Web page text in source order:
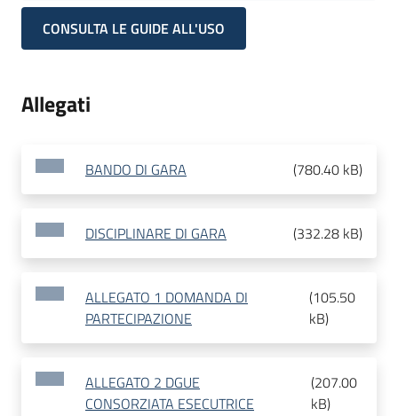
CONSULTA LE GUIDE ALL'USO
Allegati
BANDO DI GARA (780.40 kB)
DISCIPLINARE DI GARA (332.28 kB)
ALLEGATO 1 DOMANDA DI
PARTECIPAZIONE
(105.50
kB)
ALLEGATO 2 DGUE
CONSORZIATA ESECUTRICE
(207.00
kB)